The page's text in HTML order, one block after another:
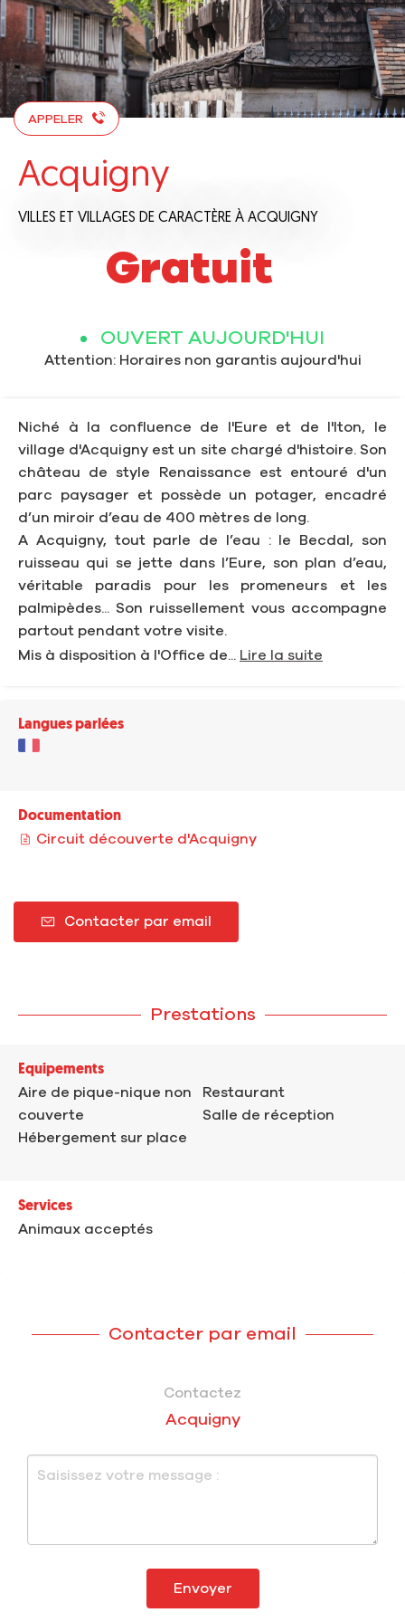
APPELER
Acquigny
VILLES ET VILLAGES DE CARACTÈRE À ACQUIGNY
Gratuit
OUVERT AUJOURD'HUI
Attention: Horaires non garantis aujourd'hui
Niché à la confluence de l'Eure et de l'Iton, le
village d'Acquigny est un site chargé d'histoire. Son
château de style Renaissance est entouré d'un
parc paysager et possède un potager, encadré
d’un miroir d’eau de 400 mètres de long.
A Acquigny, tout parle de l’eau : le Becdal, son
ruisseau qui se jette dans l’Eure, son plan d’eau,
véritable paradis pour les promeneurs et les
palmipèdes... Son ruissellement vous accompagne
partout pendant votre visite.
Mis à disposition à l'Office de... Lire la suite
Langues parlées
Documentation
Circuit découverte d'Acquigny
Contacter par email
Prestations
Equipements
Aire de pique-nique non
couverte
Hébergement sur place
Restaurant
Salle de réception
Services
Animaux acceptés
Contacter par email
Contactez
Acquigny
Envoyer